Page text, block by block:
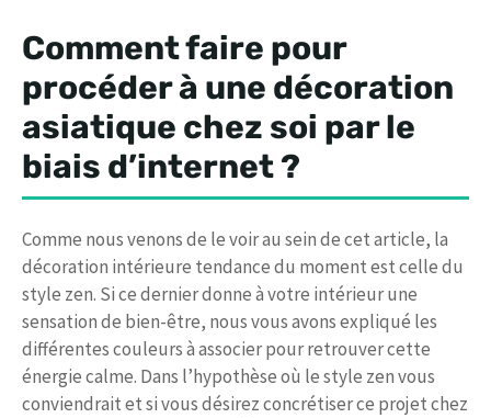
Comment faire pour
procéder à une décoration
asiatique chez soi par le
biais d’internet ?
Comme nous venons de le voir au sein de cet article, la
décoration intérieure tendance du moment est celle du
style zen. Si ce dernier donne à votre intérieur une
sensation de bien-être, nous vous avons expliqué les
différentes couleurs à associer pour retrouver cette
énergie calme. Dans l’hypothèse où le style zen vous
conviendrait et si vous désirez concrétiser ce projet chez